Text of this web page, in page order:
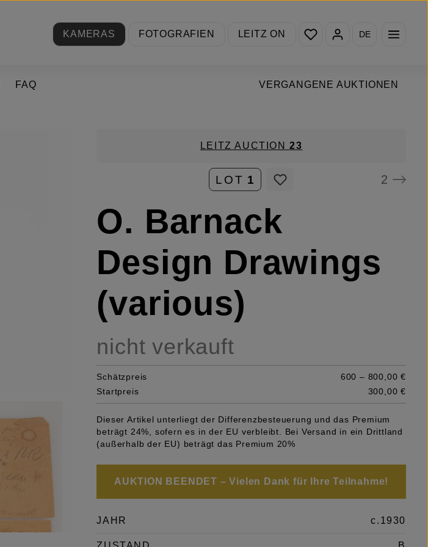
KAMERAS
FOTOGRAFIEN LEITZ ON
Du hast 0 Produkte auf
DE
VERGANGENE AUKTIONEN
FAQ
LEITZ AUCTION23
LOT 1 2
O. Barnack
Design Drawings
(various)
nicht verkauft
Schätzpreis
600 – 800,00 €
Startpreis
300,00 €
Dieser Artikel unterliegt der Differenzbesteuerung und das Premium
beträgt 24%, sofern es in der EU verbleibt. Bei Versand in ein Drittland
(außerhalb der EU) beträgt das Premium 20%
AUKTION BEENDET – Vielen Dank für Ihre Teilnahme!
JAHR c.1930